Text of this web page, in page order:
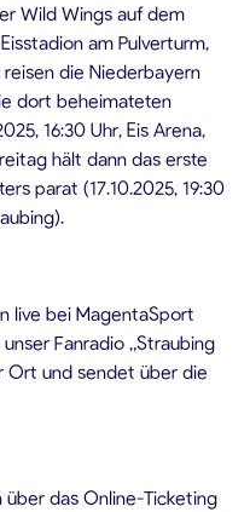
Wild Wings auf dem
am Pulverturm,
die Niederbayern
dort beheimateten
16:30 Uhr, Eis Arena,
hält dann das erste
parat (17.10.2025, 19:30
live bei MagentaSport
Fanradio „Straubing
Ort und sendet über die
das Online-Ticketing